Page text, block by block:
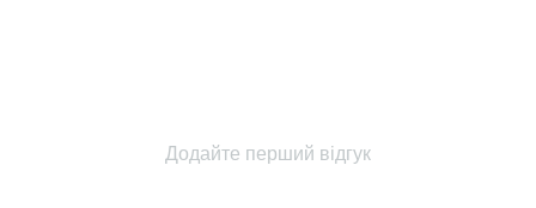
Додайте перший відгук